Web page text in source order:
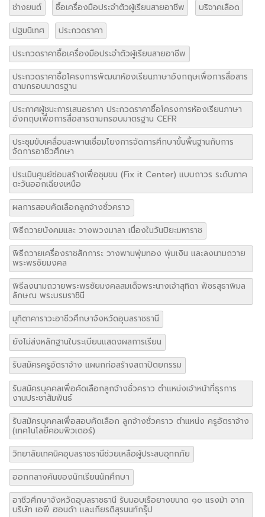
ช่างยนต์
ซื้อเครื่องมือประจำตัวผู้เรียนสายอาชีพ
บริจาคเลือด
ปฐมนิเทศ
ประกวดราคา
ประกวดราคาซื้อเครื่องมือประจำตัวผู้เรียนสายอาชีพ
ประกวดราคาซื้อโครงการพัฒนาห้องเรียนภาษาอังกฤษเพื่อการสื่อสาร
ตามกรอบมาตรฐาน
ประกาศผู้ชนะการเสนอราคา ประกวดราคาซื้อโครงการห้องเรียนภาษา
อังกฤษเพื่อการสื่อสารตามกรอบมาตรฐาน CEFR
ประชุมขับเคลื่อนสะพานเชื่อมโยงการจัดการศึกษาขั้นพื้นฐานกับการ
จัดการอาชีวศึกษา
ประเมินศูนย์ซ่อมสร้างเพื่อชุมขน (Fix it Center) แบบถาวร ระดับภาค
ตะวันออกเฉียงเหนือ
ผลการสอบคัดเลือกลูกจ้างชั่วคราว
พิธีถวายบังคมและ วางพวงมาลา เนื่องในวันปิยะมหาราช
พิธีถวายเครื่องราชสักการะ วางพานพุ่มทอง พุ่มเงิน และลงนามถวาย
พระพรชัยมงคล
พิธีลงนามถวายพระพรชัยมงคลสมเด็จพระนางเจ้าสุทิดา พัชรสุธาพิมล
ลักษณ พระบรมราชินี
มุทิตาคาราวะอาชีวศึกษาจังหวัดอุบลราชธานี
ยังไม่ส่งหลักฐานใบระเบียนแสดงผลการเรียน
รับสมัครครูอัตราจ้าง แผนกก่อสร้างสถาปัตยกรรม
รับสมัครบุคคลเพื่อคัดเลือกลูกจ้างชั่วคราว ตำแหน่งเจ้าหน้าที่ธุรการ
งานประชาสัมพันธ์
รับสมัครบุคคลเพื่อสอบคัดเลือก ลูกจ้างชั่วคราว ตำแหน่ง ครูอัตราจ้าง
(เทคโนโลยีคอมพิวเตอร์)
วิทยาลัยเทคนิคอุบลราชธานีช่วยเหลือผู้ประสบอุทกภัย
ออกกลางคันของนักเรียนนักศึกษา
อาชีวศึกษาจังหวัดอุบลราชธานี รับมอบเรือยางขนาด ๑๐ แรงม้า จาก
บริษัท เอพี ฮอนด้า และเกียรติสุรนนท์กรุ๊ป